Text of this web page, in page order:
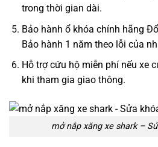
trong thời gian dài.
Bảo hành ổ khóa chính hãng
Bảo hành 1 năm theo lỗi của
Hỗ trợ cứu hộ miễn phí nếu xe
khi tham gia giao thông.
mở nắp xăng xe shark –